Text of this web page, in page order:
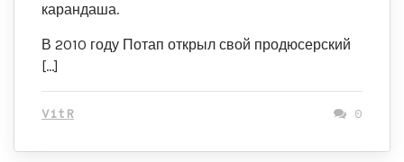
карандаша.
В 2010 году Потап открыл свой продюсерский
[…]
VitR 0